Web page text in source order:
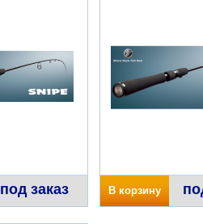
под заказ В корзину